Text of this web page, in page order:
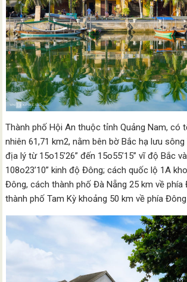
Thành phố Hội An thuộc tỉnh Quảng Nam, có
nhiên 61,71 km2, nằm bên bờ Bắc hạ lưu
địa lý từ 15o15’26” đến 15o55’15” vĩ độ Bắc
108o23’10” kinh độ Đông; cách quốc lộ 1A
Đông, cách thành phố Đà Nẵng 25 km về phía
thành phố Tam Kỳ khoảng 50 km về phía